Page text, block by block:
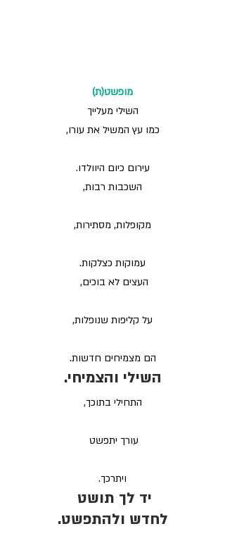
מופשט(ת)
השילי מעלייך
כמו עץ המשיל את עורו,
עירום כיום היוולדו.
השכבות רבות,
מקופלות, מסתירות,
עמוקות כצלקות.
העצים לא בוכים,
על קליפות שנופלות,
הם מצמיחים חדשות.
השילי והצמיחי.
התחילי בתוכך,
עורך יתפשט
ויתרכך.
יד לך תושט
לחדש ולהתפשט.